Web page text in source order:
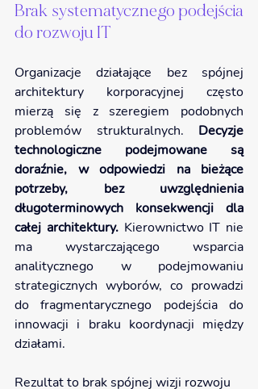
Brak systematycznego podejścia
do rozwoju IT
Organizacje działające bez spójnej
architektury korporacyjnej często
mierzą się z szeregiem podobnych
problemów strukturalnych. Decyzje
technologiczne podejmowane są
doraźnie, w odpowiedzi na bieżące
potrzeby, bez uwzględnienia
długoterminowych konsekwencji dla
całej architektury. Kierownictwo IT nie
ma wystarczającego wsparcia
analitycznego w podejmowaniu
strategicznych wyborów, co prowadzi
do fragmentarycznego podejścia do
innowacji i braku koordynacji między
działami.
Rezultat to brak spójnej wizji rozwoju